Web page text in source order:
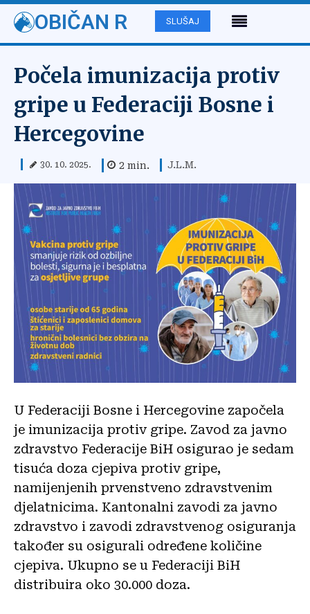
OBIČAN R SLUŠAJ
Počela imunizacija protiv
gripe u Federaciji Bosne i
Hercegovine
30. 10. 2025. 2 min. J.L.M.
U Federaciji Bosne i Hercegovine započela
je imunizacija protiv gripe. Zavod za javno
zdravstvo Federacije BiH osigurao je sedam
tisuća doza cjepiva protiv gripe,
namijenjenih prvenstveno zdravstvenim
djelatnicima. Kantonalni zavodi za javno
zdravstvo i zavodi zdravstvenog osiguranja
također su osigurali određene količine
cjepiva. Ukupno se u Federaciji BiH
distribuira oko 30.000 doza.